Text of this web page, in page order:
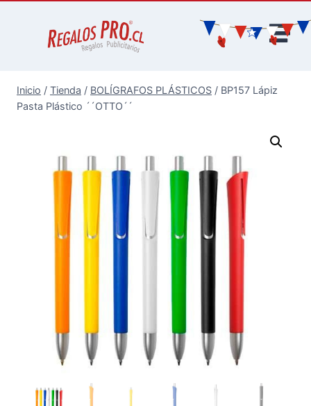
Inicio / Tienda / BOLÍGRAFOS PLÁSTICOS / BP157 Lápiz
Pasta Plástico ´´OTTO´´